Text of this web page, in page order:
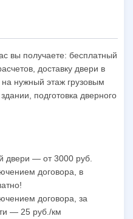
вы получаете: бесплатный
доставку двери в
нужный этаж грузовым
подготовка дверного
двери — от 3000 руб.
договора, в
договора, за
— 25 руб./км